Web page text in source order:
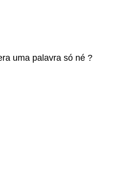
uma palavra só né ?